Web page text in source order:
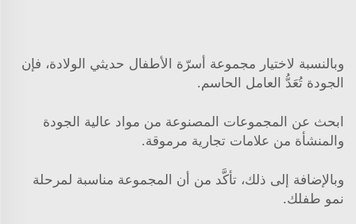
وبالنسبة لاختيار مجموعة أسرّة الأطفال حديثي الولادة، فإن
الجودة تُعَدُّ العامل الحاسم.
ابحث عن المجموعات المصنوعة من مواد عالية الجودة
والمنشأة من علامات تجارية مرموقة.
وبالإضافة إلى ذلك، تأكَّد من أن المجموعة مناسبة لمرحلة
نمو طفلك.